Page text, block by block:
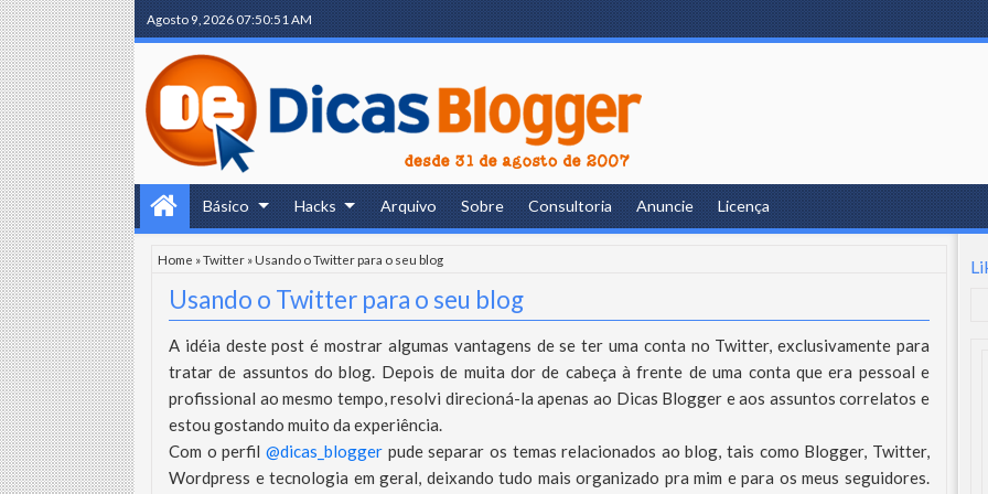
Agosto 9, 202607:50:52 AM
Básico Hacks Arquivo Sobre Consultoria Anuncie Licença
Home »Twitter »Usando o Twitter para o seu blog
Usando o Twitter para o seu blog
A idéia deste post é mostrar algumas vantagens de se ter uma conta no Twitter, exclusivamente para
tratar de assuntos do blog. Depois de muita dor de cabeça à frente de uma conta que era pessoal e
profissional ao mesmo tempo, resolvi direcioná-la apenas ao Dicas Blogger e aos assuntos correlatos e
estou gostando muito da experiência.
Com o perfil @dicas_bloggerpude separar os temas relacionados ao blog, tais como Blogger, Twitter,
Wordpress e tecnologia em geral, deixando tudo mais organizado pra mim e para os meus seguidores.